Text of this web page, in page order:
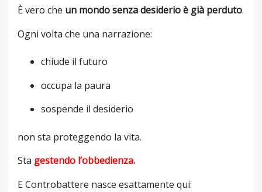
È vero che un mondo senza desiderio è già perduto.
Ogni volta che una narrazione:
chiude il futuro
occupa la paura
sospende il desiderio
non sta proteggendo la vita.
Sta gestendo l’obbedienza.
E Controbattere nasce esattamente qui: